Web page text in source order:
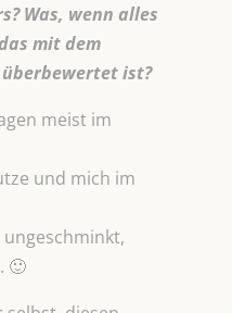
Was, wenn alles
mit dem
ist?
meist im
und mich im
🙂